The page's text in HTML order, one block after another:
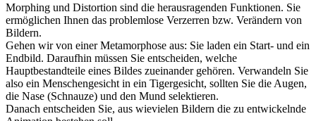
Morphing und Distortion sind die herausragenden Funktionen. Sie
ermöglichen Ihnen das problemlose Verzerren bzw. Verändern von
Bildern.
Gehen wir von einer Metamorphose aus: Sie laden ein Start- und ein
Endbild. Daraufhin müssen Sie entscheiden, welche
Hauptbestandteile eines Bildes zueinander gehören. Verwandeln Sie
also ein Menschengesicht in ein Tigergesicht, sollten Sie die Augen,
die Nase (Schnauze) und den Mund selektieren.
Danach entscheiden Sie, aus wievielen Bildern die zu entwickelnde